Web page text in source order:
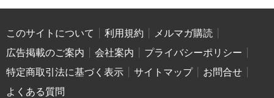
このサイトについて 利用規約
メルマガ購読
広告掲載のご案内
会社案内
プライバシーポリシー
特定商取引法に基づく表示
サイトマップ
お問合せ
よくある質問